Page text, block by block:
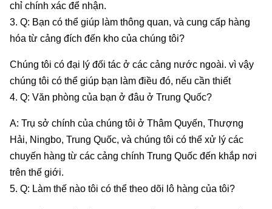
chỉ chính xác để nhận.
3. Q: Bạn có thể giúp làm thông quan, và cung cấp hàng
hóa từ cảng đích đến kho của chúng tôi?
Chúng tôi có đại lý đối tác ở các cảng nước ngoài. vì vậy
chúng tôi có thể giúp bạn làm điều đó, nếu cần thiết
4. Q: Văn phòng của bạn ở đâu ở Trung Quốc?
A: Trụ sở chính của chúng tôi ở Thâm Quyến, Thượng
Hải, Ningbo, Trung Quốc, và chúng tôi có thể xử lý các
chuyến hàng từ các cảng chính Trung Quốc đến khắp nơi
trên thế giới.
5. Q: Làm thế nào tôi có thể theo dõi lô hàng của tôi?